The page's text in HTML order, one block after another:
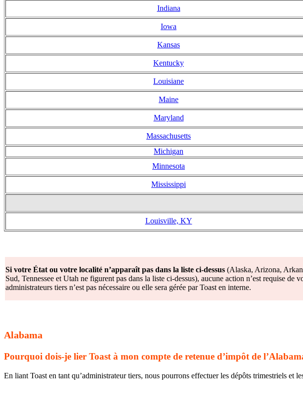
Indiana
Iowa
Kansas
Kentucky
Louisiane
Maine
Maryland
Massachusetts
Michigan
Minnesota
Mississippi
Louisville, KY
Si votre État ou votre localité n’apparaît pas dans la liste ci-dessus (Alaska, Arizona,
Sud, Tennessee et Utah ne figurent pas dans la liste ci-dessus), aucune action n’est requise
administrateurs tiers n’est pas nécessaire ou elle sera gérée par Toast en interne.
Alabama
Pourquoi dois-je lier Toast à mon compte de retenue d’impôt de
En liant Toast en tant qu’administrateur tiers, nous pourrons effectuer les dépôts trimestriels et